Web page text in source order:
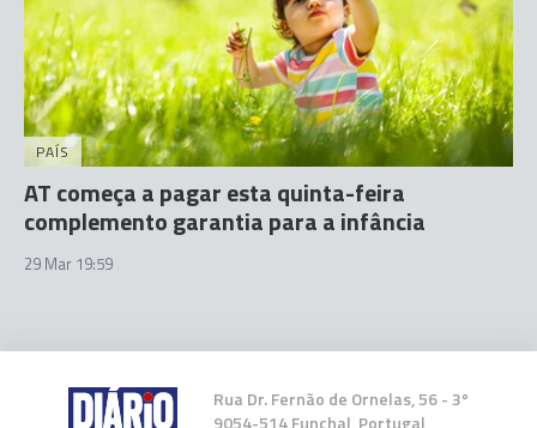
PAÍS
AT começa a pagar esta quinta-feira
complemento garantia para a infância
29 Mar 19:59
Rua Dr. Fernão de Ornelas, 56 - 3º
9054-514 Funchal, Portugal